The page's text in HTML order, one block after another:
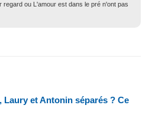
regard ou L'amour est dans le pré n'ont pas
et Antonin séparés ? Ce